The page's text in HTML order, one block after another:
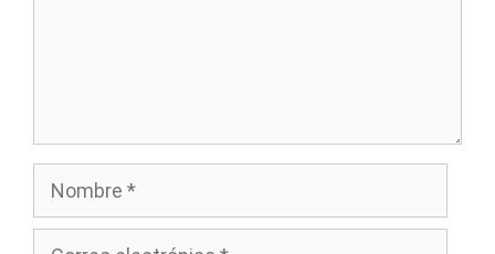
Nombre